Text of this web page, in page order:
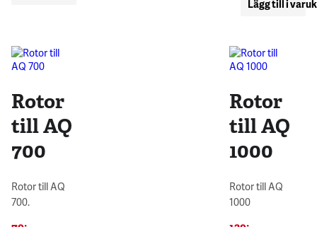
Lägg till i
Rotor
till AQ
700
Rotor till AQ
700.
Rotor
till AQ
1000
Rotor till AQ
1000